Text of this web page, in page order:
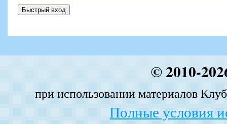
© 2010-
при использовании материалов
Полные условия